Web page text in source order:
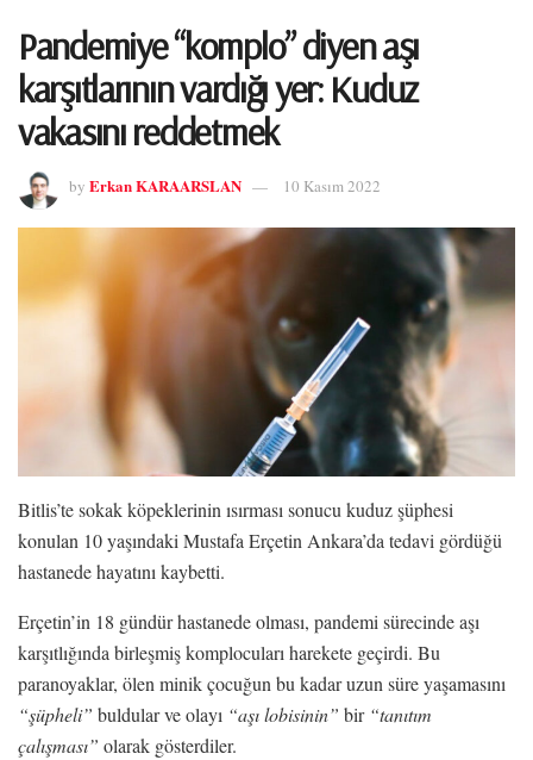
Pandemiye “komplo” diyen aşı
karşıtlarının vardığı yer: Kuduz
vakasını reddetmek
by Erkan KARAARSLAN 10 Kasım 2022
Bitlis’te sokak köpeklerinin ısırması sonucu kuduz şüphesi
konulan 10 yaşındaki Mustafa Erçetin Ankara’da tedavi gördüğü
hastanede hayatını kaybetti.
Erçetin’in 18 gündür hastanede olması, pandemi sürecinde aşı
karşıtlığında birleşmiş komplocuları harekete geçirdi. Bu
paranoyaklar, ölen minik çocuğun bu kadar uzun süre yaşamasını
“şüpheli” buldular ve olayı “aşı lobisinin” bir “tanıtım
çalışması” olarak gösterdiler.